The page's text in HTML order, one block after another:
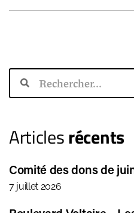
Articlesrécents
Comité des dons de
7 juillet 2026